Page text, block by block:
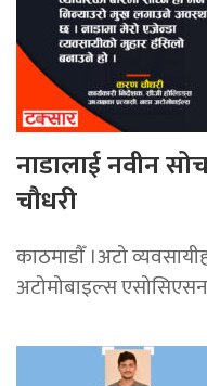
नाडालाई नवीन
चौधरी
काठमाडाैँ ।अटो
अटोमोबाइल्स